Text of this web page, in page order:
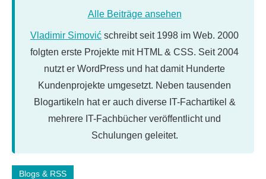
Alle Beiträge ansehen
Vladimir Simović schreibt seit 1998 im Web. 2000
folgten erste Projekte mit HTML & CSS. Seit 2004
nutzt er WordPress und hat damit Hunderte
Kundenprojekte umgesetzt. Neben tausenden
Blogartikeln hat er auch diverse IT-Fachartikel &
mehrere IT-Fachbücher veröffentlicht und
Schulungen geleitet.
Schlagwörter:
Blogs & RSS